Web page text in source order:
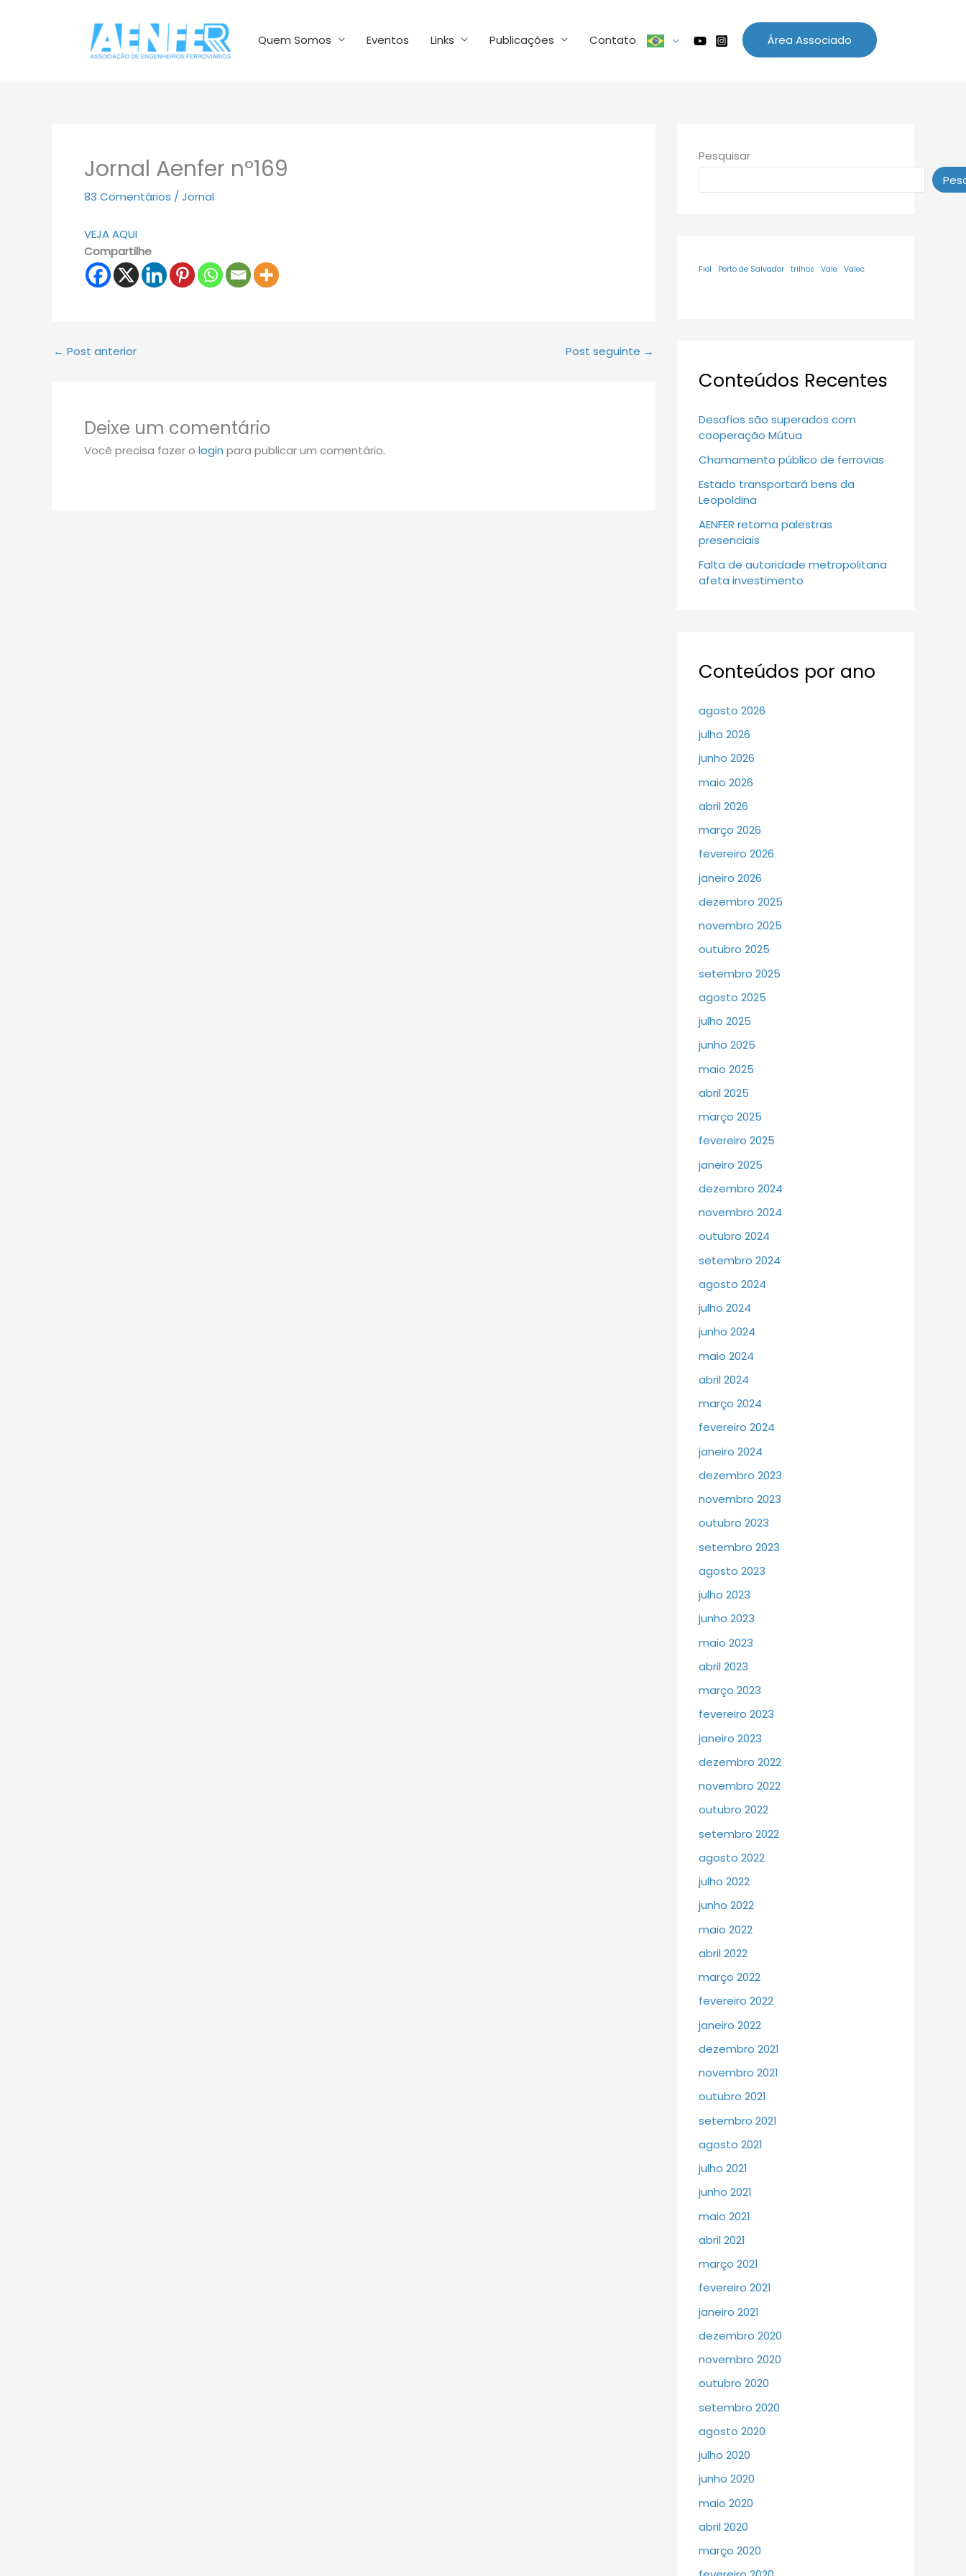
Quem Somos Eventos Links Publicações Contato Área Associado
Jornal Aenfer nº169
83 Comentários / Jornal
VEJA AQUI
Compartilhe
← Post anterior Post seguinte →
Deixe um comentário
Você precisa fazer o login para publicar um comentário.
Pesquisar
Fiol Porto de Salvador trilhos Vale Valec
Conteúdos Recentes
Desafios são superados com
cooperação Mútua
Chamamento público de ferrovias
Estado transportará bens da
Leopoldina
AENFER retoma palestras
presenciais
Falta de autoridade metropolitana
afeta investimento
Conteúdos por ano
agosto 2026
julho 2026
junho 2026
maio 2026
abril 2026
março 2026
fevereiro 2026
janeiro 2026
dezembro 2025
novembro 2025
outubro 2025
setembro 2025
agosto 2025
julho 2025
junho 2025
maio 2025
abril 2025
março 2025
fevereiro 2025
janeiro 2025
dezembro 2024
novembro 2024
outubro 2024
setembro 2024
agosto 2024
julho 2024
junho 2024
maio 2024
abril 2024
março 2024
fevereiro 2024
janeiro 2024
dezembro 2023
novembro 2023
outubro 2023
setembro 2023
agosto 2023
julho 2023
junho 2023
maio 2023
abril 2023
março 2023
fevereiro 2023
janeiro 2023
dezembro 2022
novembro 2022
outubro 2022
setembro 2022
agosto 2022
julho 2022
junho 2022
maio 2022
abril 2022
março 2022
fevereiro 2022
janeiro 2022
dezembro 2021
novembro 2021
outubro 2021
setembro 2021
agosto 2021
julho 2021
junho 2021
maio 2021
abril 2021
março 2021
fevereiro 2021
janeiro 2021
dezembro 2020
novembro 2020
outubro 2020
setembro 2020
agosto 2020
julho 2020
junho 2020
maio 2020
abril 2020
março 2020